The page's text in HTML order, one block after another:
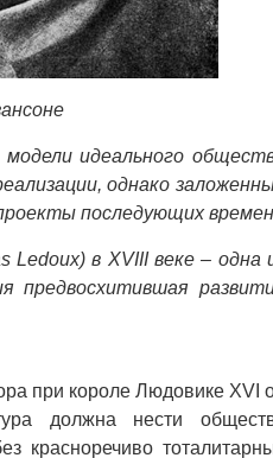
модели идеального
однако
последующих
в XVIII веке – одна
предвосхитившая
при короле Людовике XVI
должна нести
красноречиво